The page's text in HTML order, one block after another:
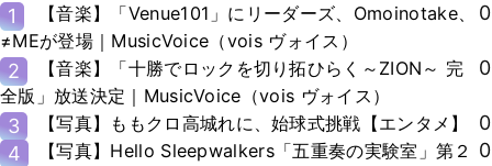
1
【音楽】「Venue101」にリーダーズ、Omoinotake、
≠MEが登場｜MusicVoice（vois ヴォイス）
0
2
【音楽】「十勝でロックを切り拓ひらく～ZION～ 完
全版」放送決定｜MusicVoice（vois ヴォイス）
0
3 【写真】ももクロ高城れに、始球式挑戦【エンタメ】
0
4
【写真】Hello Sleepwalkers「五重奏の実験室」第２ 0